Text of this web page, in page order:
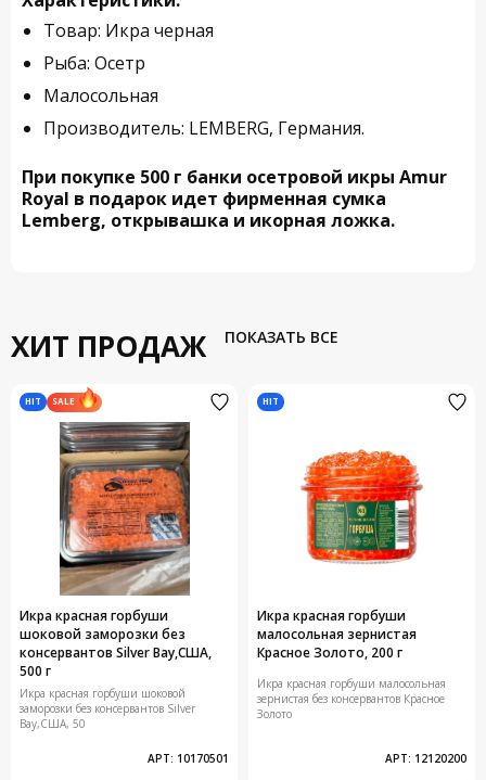
Товар: Икра черная
Рыба: Осетр
Малосольная
Производитель: LEMBERG, Германия.
При покупке 500 г банки осетровой икры Amur
Royal в подарок идет фирменная сумка
Lemberg, открывашка и икорная ложка.
ХИТ ПРОДАЖ ПОКАЗАТЬ ВСЕ
HIT SALE
Икра красная горбуши
шоковой заморозки без
консервантов Silver Bay,США,
500 г
Икра красная горбуши шоковой
заморозки без консервантов Silver
Bay,США, 50
АРТ: 10170501
HIT
Икра красная горбуши
малосольная зернистая
Красное Золото, 200 г
Икра красная горбуши малосольная
зернистая без консервантов Красное
Золото
АРТ: 12120200